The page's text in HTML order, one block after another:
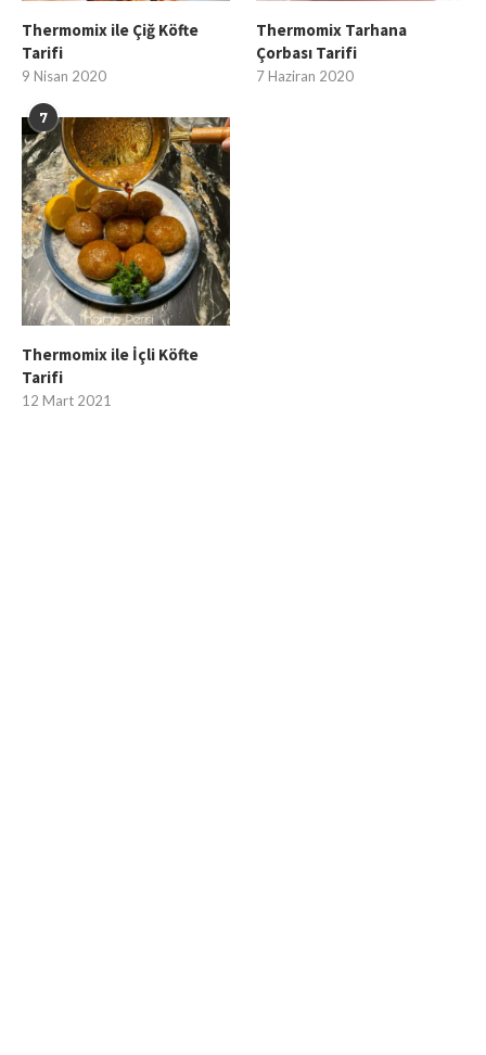
Thermomix ile Çiğ Köfte
Tarifi
9 Nisan 2020
Thermomix Tarhana
Çorbası Tarifi
7 Haziran 2020
7
Thermomix ile İçli Köfte
Tarifi
12 Mart 2021